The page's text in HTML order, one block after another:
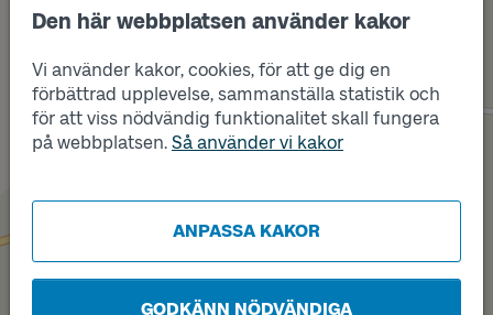
Den här webbplatsen använder kakor
Vi använder kakor, cookies, för att ge dig en
förbättrad upplevelse, sammanställa statistik och
för att viss nödvändig funktionalitet skall fungera
på webbplatsen. Så använder vi kakor
ANPASSA KAKOR
GODKÄNN NÖDVÄNDIGA
Läge
A